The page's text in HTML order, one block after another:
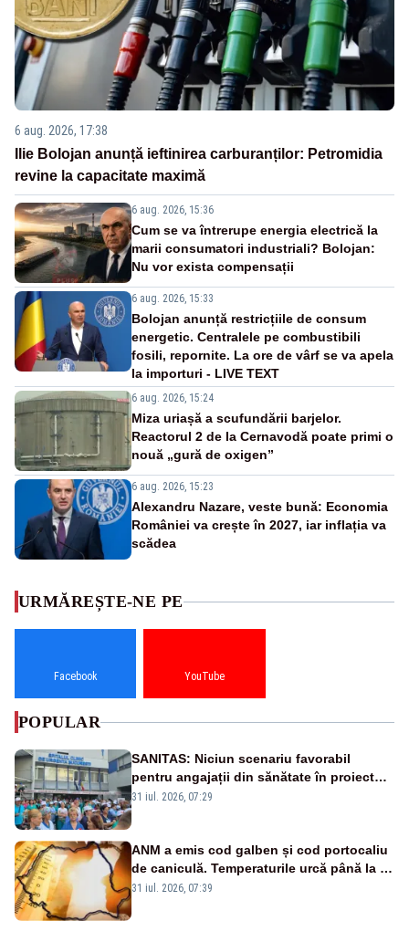
6 aug. 2026, 17:38
Ilie Bolojan anunță ieftinirea carburanților: Petromidia
revine la capacitate maximă
6 aug. 2026, 15:36
Cum se va întrerupe energia electrică la
marii consumatori industriali? Bolojan:
Nu vor exista compensații
6 aug. 2026, 15:33
Bolojan anunță restricțiile de consum
energetic. Centralele pe combustibili
fosili, repornite. La ore de vârf se va apela
la importuri - LIVE TEXT
6 aug. 2026, 15:24
Miza uriașă a scufundării barjelor.
Reactorul 2 de la Cernavodă poate primi o
nouă „gură de oxigen”
6 aug. 2026, 15:23
Alexandru Nazare, veste bună: Economia
României va crește în 2027, iar inflația va
scădea
URMĂREȘTE-NE PE
Facebook YouTube
POPULAR
SANITAS: Niciun scenariu favorabil
pentru angajații din sănătate în proiectul
Legii salarizării
31 iul. 2026, 07:29
ANM a emis cod galben și cod portocaliu
de caniculă. Temperaturile urcă până la 38
de grade, iar nopțile devin tropicale
31 iul. 2026, 07:39